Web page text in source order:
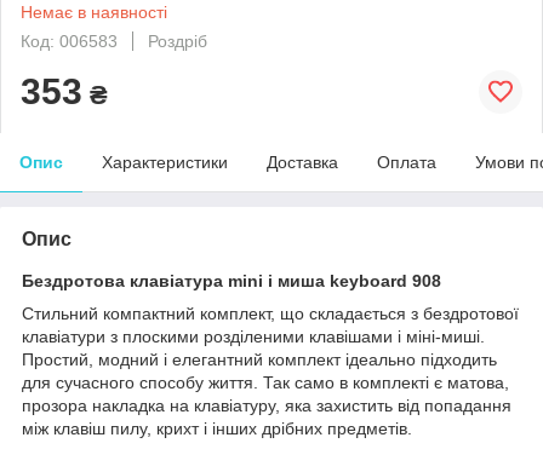
Немає в наявності
Код: 006583
Роздріб
353 ₴
Опис Характеристики Доставка Оплата Умови
Опис
Бездротова клавіатура mini і миша keyboard 908
Стильний компактний комплект, що складається з бездротової
клавіатури з плоскими розділеними клавішами і міні-миші.
Простий, модний і елегантний комплект ідеально підходить
для сучасного способу життя. Так само в комплекті є матова,
прозора накладка на клавіатуру, яка захистить від попадання
між клавіш пилу, крихт і інших дрібних предметів.